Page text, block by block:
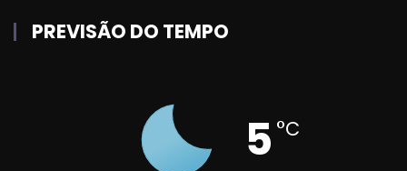
PREVISÃO DO TEMPO
5 °C